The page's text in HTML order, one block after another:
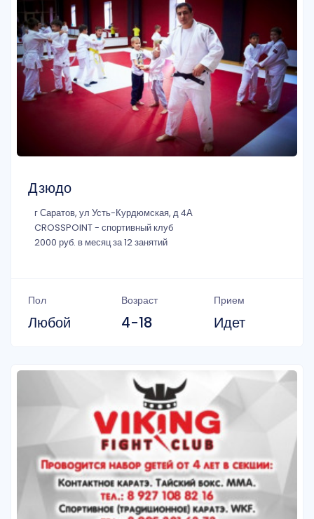
Дзюдо
г Саратов, ул Усть-Курдюмская, д 4А
CROSSPOINT - спортивный клуб
2000 руб. в месяц за 12 занятий
Пол
Любой
Возраст
4-18
Прием
Идет